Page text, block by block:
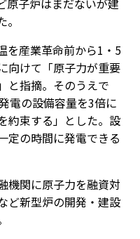
原子炉はまだないが建
を産業革命前から1・5
向けて「原子力が重要
と指摘。そのうえで
電の設備容量を3倍に
約束する」とした。設
定の時間に発電できる
機関に原子力を融資対
ど新型炉の開発・建設